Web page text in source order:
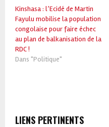
Kinshasa : l’Ecidé de Martin
Fayulu mobilise la population
congolaise pour faire échec
au plan de balkanisation de la
RDC !
Dans "Politique"
LIENS PERTINENTS